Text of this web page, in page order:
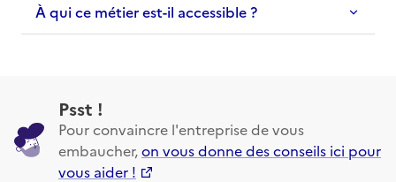
À qui ce métier est-il accessible ?
Psst !
Pour convaincre l'entreprise de vous
embaucher,on vous donne des conseils ici pour
vous aider !